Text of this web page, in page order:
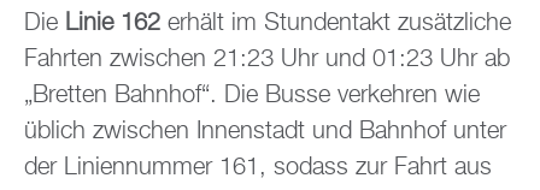
Die Linie 162 er­hält im Stun­den­takt zu­sätz­li­che
Fahr­ten zwi­schen 21:23 Uhr und 01:23 Uhr ab
„Brett­en Bahn­hof“. Die Busse ver­keh­ren wie
üb­lich zwi­schen In­nen­stadt und Bahn­hof unter
der Li­ni­en­num­mer 161, so­dass zur Fahrt aus